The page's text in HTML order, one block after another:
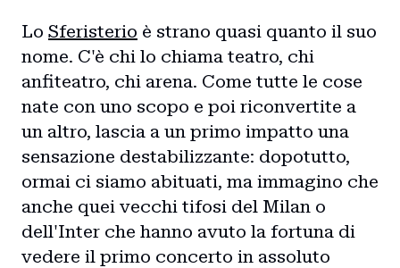
Lo Sferisterio è strano quasi quanto il suo
nome. C'è chi lo chiama teatro, chi
anfiteatro, chi arena. Come tutte le cose
nate con uno scopo e poi riconvertite a
un altro, lascia a un primo impatto una
sensazione destabilizzante: dopotutto,
ormai ci siamo abituati, ma immagino che
anche quei vecchi tifosi del Milan o
dell'Inter che hanno avuto la fortuna di
vedere il primo concerto in assoluto